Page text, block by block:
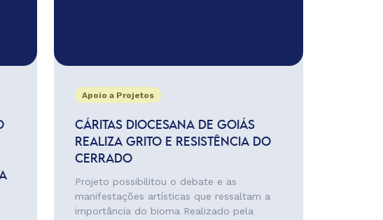
Apoio a Projetos
CÁRITAS DIOCESANA DE GOIÁS
REALIZA GRITO E RESISTÊNCIA DO
CERRADO
Projeto possibilitou o debate e as
manifestações artísticas que ressaltam a
importância do bioma Realizado pela